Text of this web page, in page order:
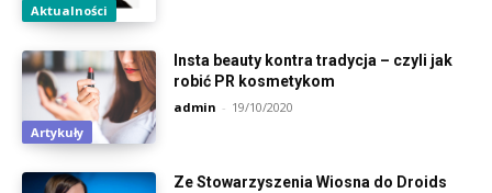
Aktualności
Artykuły
Insta beauty kontra tradycja – czyli jak
robić PR kosmetykom
admin - 19/10/2020
Ze Stowarzyszenia Wiosna do Droids